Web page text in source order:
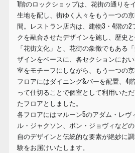
1階のロックショップは、花街の通りを
生地を配し、街ゆく人々をもう一つの
間。レストラン店内は、建物3・4階の2
クを融合させたデザインを施し、歴史
「花街文化」と、花街の象徴でもある
ザインをベースに、各セクションにお
室をモチーフにしながら、もう一つの
フロアにはダイニング&バーを配置、4
って仕切ることで個室として利用いた
たフロアとしました。
各フロアにはマルーン5のアダム・レヴ
ル・ジャクソン、ボン・ジョヴィなど
自のデザインと伝統的な要素が絶妙に
験をお届けいたします。